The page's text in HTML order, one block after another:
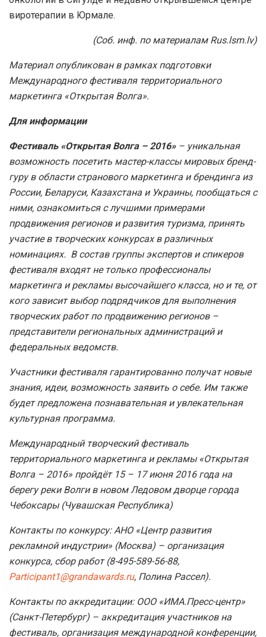
виротерапии в Юрмале.
(Соб. инф. по материалам Rus.lsm.lv)
Материал опубликован в рамках подготовки
Международного фестиваля территориального
маркетинга «Открытая Волга».
Для информации
Фестиваль «Открытая Волга – 2016»– уникальная
возможность посетить мастер-классы мировых бренд-
гуру в области странового маркетинга и брендинга из
России, Беларуси, Казахстана и Украины, пообщаться с
ними, ознакомиться с лучшими примерами
продвижения регионов и развития туризма, принять
участие в творческих конкурсах в различных
номинациях. В состав группы экспертов и спикеров
фестиваля входят не только профессионалы
маркетинга и рекламы высочайшего класса, но и те, от
кого зависит выбор подрядчиков для выполнения
творческих работ по продвижению регионов –
представители региональных администраций и
федеральных ведомств.
Участники фестиваля гарантированно получат новые
знания, идеи, возможность заявить о себе. Им также
будет предложена познавательная и увлекательная
культурная программа.
Международный творческий фестиваль
территориального маркетинга и рекламы «Открытая
Волга – 2016» пройдёт 15 – 17 июня 2016 года на
берегу реки Волги в новом Ледовом дворце города
Чебоксары (Чувашская Республика)
Контакты по конкурсу: АНО «Центр развития
рекламной индустрии» (Москва) – организация
конкурса, сбор работ (8-495-589-56-88,
Participant1@grandawards.ru, Полина Рассел).
Контакты по аккредитации: ООО «ИМА.Пресс­-центр»
(Санкт­-Петербург) – ­аккредитация участников на
фестиваль, организация международной конференции,